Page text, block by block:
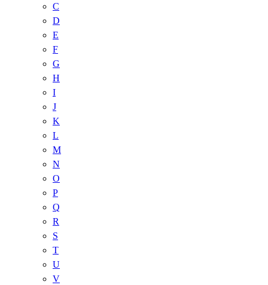
C
D
E
F
G
H
I
J
K
L
M
N
O
P
Q
R
S
T
U
V